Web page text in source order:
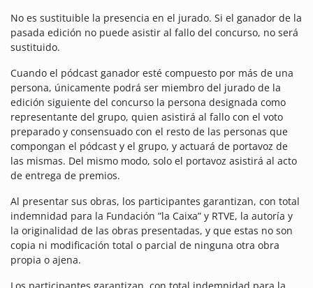
No es sustituible la presencia en el jurado. Si el ganador de la
pasada edición no puede asistir al fallo del concurso, no será
sustituido.
Cuando el pódcast ganador esté compuesto por más de una
persona, únicamente podrá ser miembro del jurado de la
edición siguiente del concurso la persona designada como
representante del grupo, quien asistirá al fallo con el voto
preparado y consensuado con el resto de las personas que
compongan el pódcast y el grupo, y actuará de portavoz de
las mismas. Del mismo modo, solo el portavoz asistirá al acto
de entrega de premios.
Al presentar sus obras, los participantes garantizan, con total
indemnidad para la Fundación ”la Caixa” y RTVE, la autoría y
la originalidad de las obras presentadas, y que estas no son
copia ni modificación total o parcial de ninguna otra obra
propia o ajena.